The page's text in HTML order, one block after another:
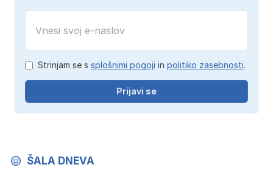
Strinjam se s splošnimi pogoji in politiko zasebnosti.
Prijavi se
ŠALA DNEVA